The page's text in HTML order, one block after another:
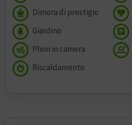
Dimora di prestigio
Giardino
Phon in camera
Riscaldamento